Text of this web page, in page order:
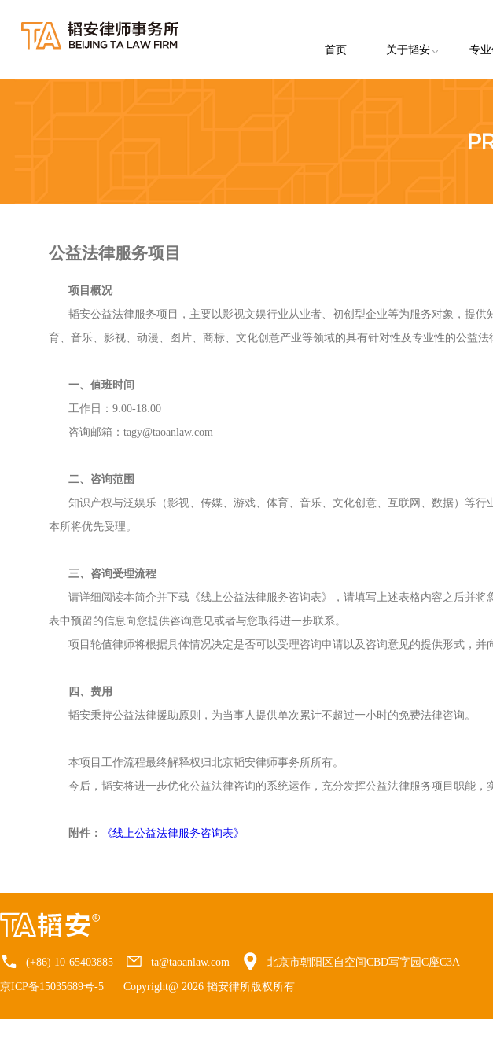
首页
关于韬安
专
公益法律服务项目
项目概况
韬安公益法律服务项目，主要以影视文娱行业从业者、初创型企业等为服务对象，提
育、音乐、影视、动漫、图片、商标、文化创意产业等领域的具有针对性及专业性的公益
一、值班时间
工作日：9:00-18:00
咨询邮箱：tagy@taoanlaw.com
二、咨询范围
知识产权与泛娱乐（影视、传媒、游戏、体育、音乐、文化创意、互联网、数据）等
本所将优先受理。
三、咨询受理流程
请详细阅读本简介并下载《线上公益法律服务咨询表》，请填写上述表格内容之后并
表中预留的信息向您提供咨询意见或者与您取得进一步联系。
项目轮值律师将根据具体情况决定是否可以受理咨询申请以及咨询意见的提供形式，并
四、费用
韬安秉持公益法律援助原则，为当事人提供单次累计不超过一小时的免费法律咨询。
本项目工作流程最终解释权归北京韬安律师事务所所有。
今后，韬安将进一步优化公益法律咨询的系统运作，充分发挥公益法律服务项目职能，
附件： 《线上公益法律服务咨询表》
(+86) 10-65403885 ta@taoanlaw.com 北京市朝阳区自空间CBD写字园C座C3A
京ICP备15035689号-5 Copyright@ 2026 韬安律所版权所有